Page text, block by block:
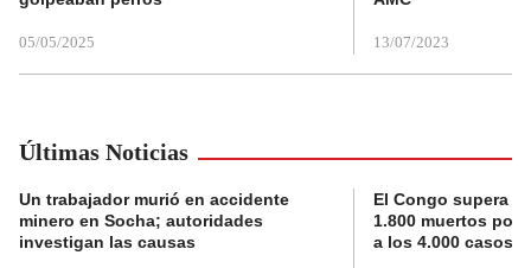
05/05/2025 13/07/2023
Últimas Noticias
Un trabajador murió en accidente
minero en Socha; autoridades
investigan las causas
El Congo supera
1.800 muertos por
a los 4.000 casos